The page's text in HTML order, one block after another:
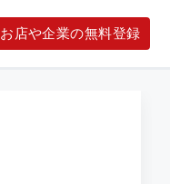
お店や企業の無料登録